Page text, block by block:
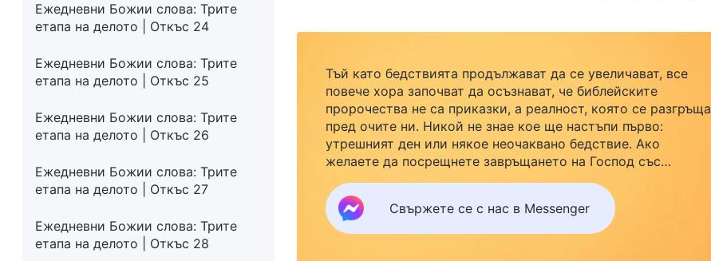
Ежедневни Божии слова: Трите
етапа на делото | Откъс 24
Ежедневни Божии слова: Трите
етапа на делото | Откъс 25
Ежедневни Божии слова: Трите
етапа на делото | Откъс 26
Ежедневни Божии слова: Трите
етапа на делото | Откъс 27
Ежедневни Божии слова: Трите
етапа на делото | Откъс 28
Тъй като бедствията продължават да се увеличават, все
повече хора започват да осъзнават, че библейските
пророчества не са приказки, а реалност, която се разгръща
пред очите ни. Никой не знае кое ще настъпи първо:
утрешният ден или някое неочаквано бедствие. Ако
желаете да посрещнете завръщането на Господ със
семейството си и да намерите безопасност под Божията
закрила, кликнете върху Messenger, за да се присъедините
към нашата група за изучаване. Не чакайте до утре.
Свържете се с нас в Messenger